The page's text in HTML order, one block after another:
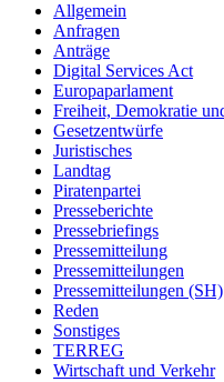
Allgemein
Anfragen
Anträge
Digital Services Act
Europaparlament
Freiheit, Demokratie
Gesetzentwürfe
Juristisches
Landtag
Piratenpartei
Presseberichte
Pressebriefings
Pressemitteilung
Pressemitteilungen
Pressemitteilungen (SH)
Reden
Sonstiges
TERREG
Wirtschaft und Verkehr